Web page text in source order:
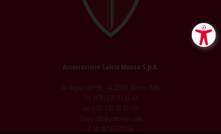
Associazione Calcio Monza S.p.A.
Via Ragazzi del'99, 14 20900, Monza (MB)
Tel. (+39) 039 83 66 64
Fax (+39) 039 20 60 159
Email info@acmonza.com
P.IVA 09141370966